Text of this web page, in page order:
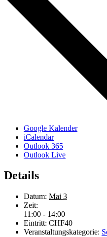
Google Kalender
iCalendar
Outlook 365
Outlook Live
Details
Datum: Mai 3
Zeit:
11:00 - 14:00
Eintritt: CHF40
Veranstaltungskategorie: